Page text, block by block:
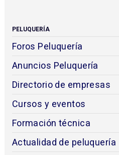
PELUQUERÍA
Foros Peluquería
Anuncios Peluquería
Directorio de empresas
Cursos y eventos
Formación técnica
Actualidad de peluquería